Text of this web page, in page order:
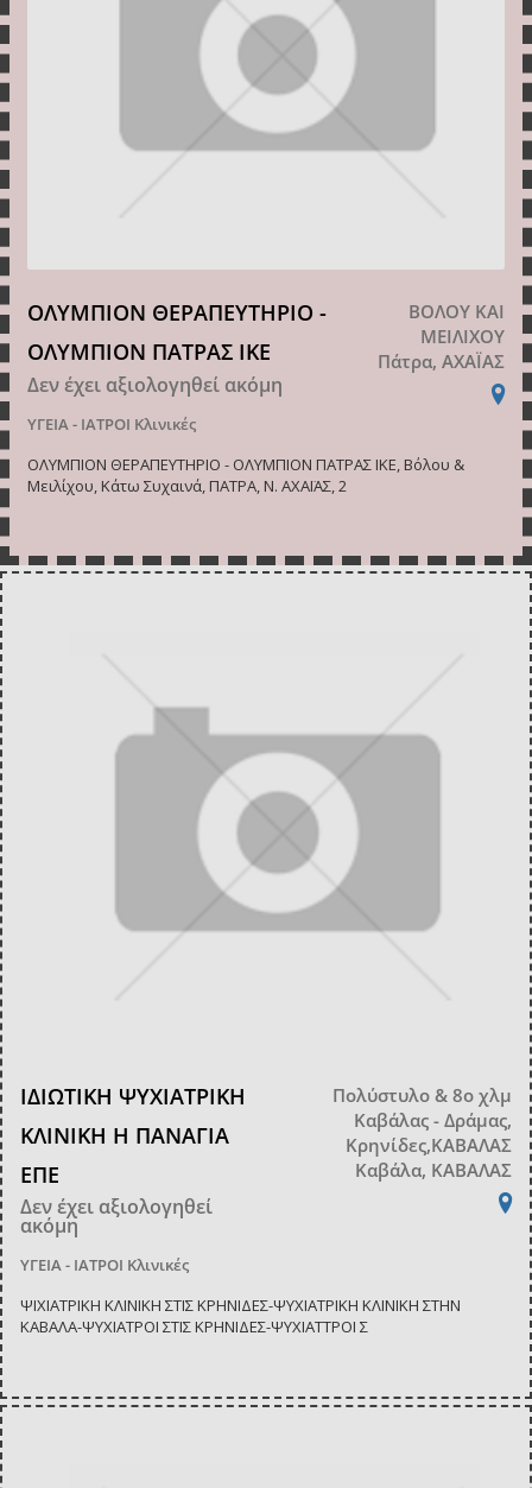
ΟΛΥΜΠΙΟΝ ΘΕΡΑΠΕΥΤΗΡΙΟ -
ΟΛΥΜΠΙΟΝ ΠΑΤΡΑΣ ΙΚΕ
Δεν έχει αξιολογηθεί ακόμη
ΥΓΕΙΑ - ΙΑΤΡΟΙ Κλινικές
ΒΟΛΟΥ ΚΑΙ
ΜΕΙΛΙΧΟΥ
Πάτρα, ΑΧΑΪΑΣ
ΟΛΥΜΠΙΟΝ ΘΕΡΑΠΕΥΤΗΡΙΟ - ΟΛΥΜΠΙΟΝ ΠΑΤΡΑΣ ΙΚΕ, Βόλου &
Μειλίχου, Κάτω Συχαινά, ΠΑΤΡΑ, Ν. ΑΧΑΪΑΣ, 2
ΙΔΙΩΤΙΚΗ ΨΥΧΙΑΤΡΙΚΗ
ΚΛΙΝΙΚΗ Η ΠΑΝΑΓΙΑ
ΕΠΕ
Δεν έχει αξιολογηθεί
ακόμη
ΥΓΕΙΑ - ΙΑΤΡΟΙ Κλινικές
Πολύστυλο & 8ο χλμ
Καβάλας - Δράμας,
Κρηνίδες,ΚΑΒΑΛΑΣ
Καβάλα, ΚΑΒΑΛΑΣ
ΨΙΧΙΑΤΡΙΚΗ ΚΛΙΝΙΚΗ ΣΤΙΣ ΚΡΗΝΙΔΕΣ-ΨΥΧΙΑΤΡΙΚΗ ΚΛΙΝΙΚΗ ΣΤΗΝ
ΚΑΒΑΛΑ-ΨΥΧΙΑΤΡΟΙ ΣΤΙΣ ΚΡΗΝΙΔΕΣ-ΨΥΧΙΑΤΤΡΟΙ Σ